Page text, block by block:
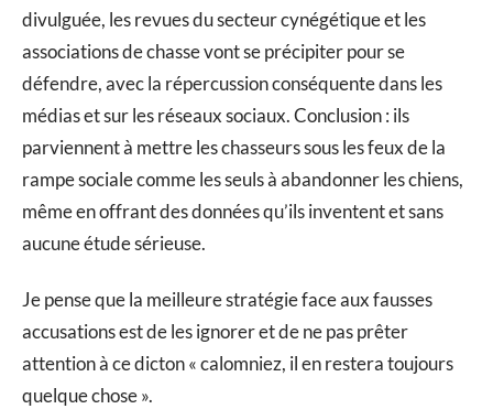
divulguée, les revues du secteur cynégétique et les
associations de chasse vont se précipiter pour se
défendre, avec la répercussion conséquente dans les
médias et sur les réseaux sociaux. Conclusion : ils
parviennent à mettre les chasseurs sous les feux de la
rampe sociale comme les seuls à abandonner les chiens,
même en offrant des données qu’ils inventent et sans
aucune étude sérieuse.
Je pense que la meilleure stratégie face aux fausses
accusations est de les ignorer et de ne pas prêter
attention à ce dicton « calomniez, il en restera toujours
quelque chose ».